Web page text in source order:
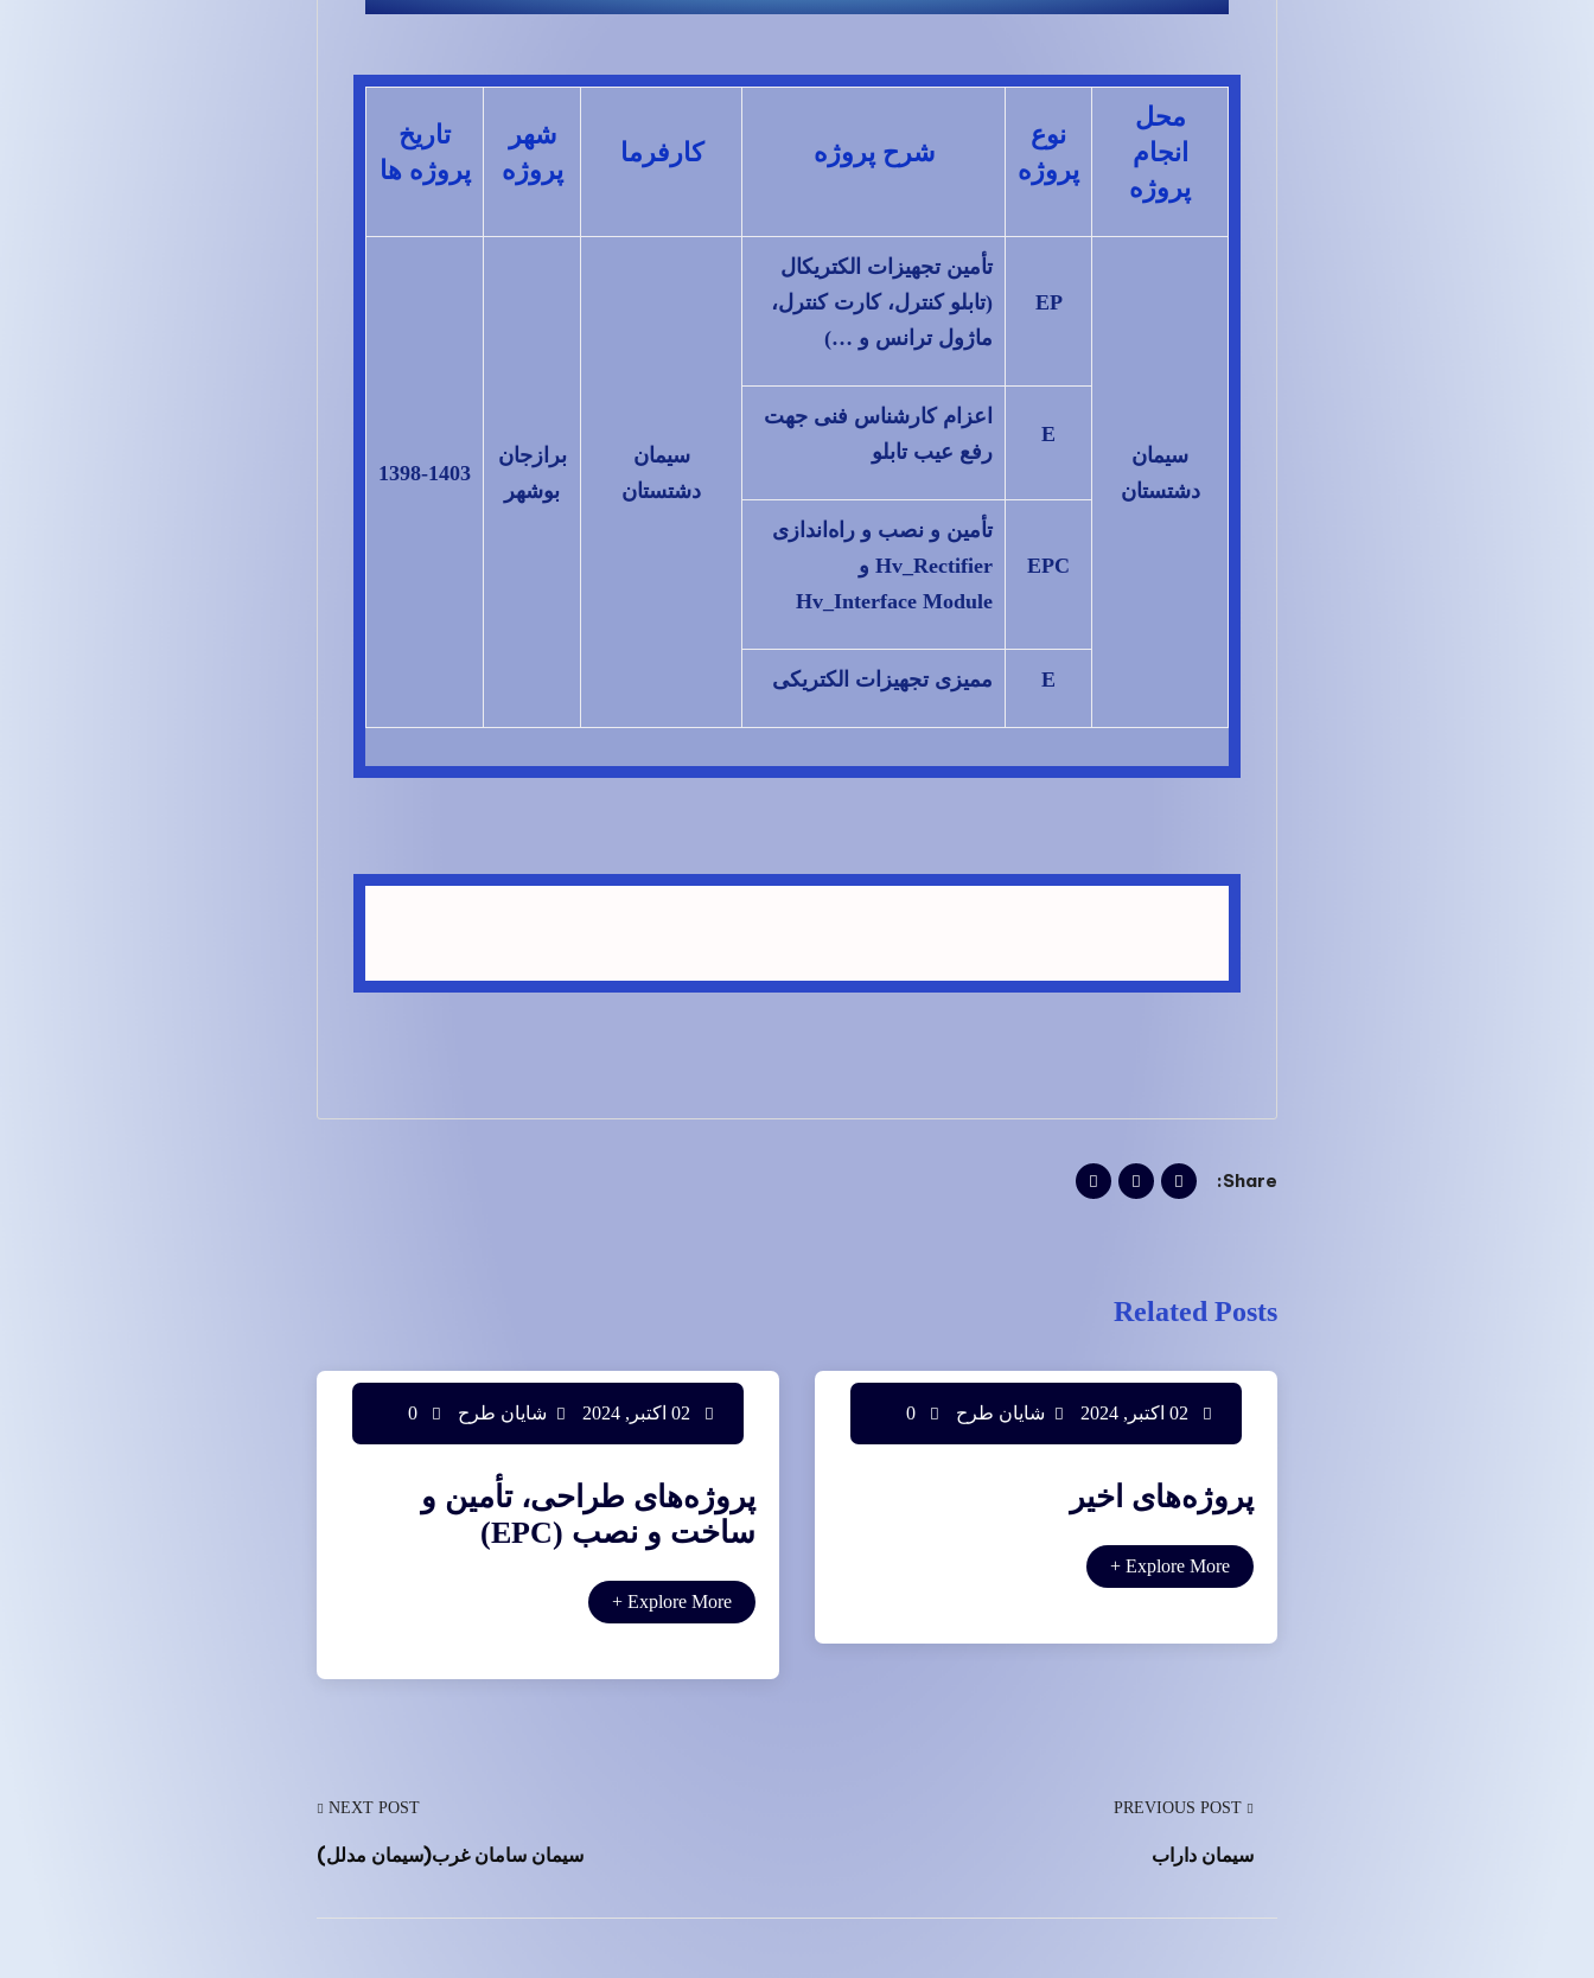
محل
انجام
پروژه
نوع
پروژه
شرح پروژه کارفرما
شهر
پروژه
تاریخ
پروژه ها
سیمان
دشتستان
EP
تأمین تجهیزات الکتریکال
(تابلو کنترل، کارت کنترل،
ماژول ترانس و …)
سیمان
دشتستان
برازجان
بوشهر
1398-1403
E
اعزام کارشناس فنی جهت
رفع عیب تابلو
EPC
تأمین و نصب و راه‌اندازی
Hv_Rectifier و
Hv_Interface Module
E ممیزی تجهیزات الکتریکی
Share:
Related Posts
شایان طرح
پروژه‌های اخیر
Explore More
+
شایان طرح
پروژه‌های طراحی، تأمین و
ساخت و نصب (EPC)
Explore More
+
PREVIOUS POST
سیمان داراب
NEXT POST
سیمان سامان غرب(سیمان مدلل)